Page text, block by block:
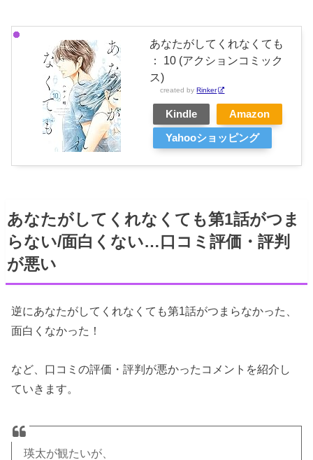
あなたがしてくれなくても
： 10 (アクションコミック
ス)
created byRinker
Kindle Amazon
Yahooショッピング
あなたがしてくれなくても第1話がつま
らない/面白くない…口コミ評価・評判
が悪い
逆にあなたがしてくれなくても第1話がつまらなかった、
面白くなかった！
など、口コミの評価・評判が悪かったコメントを紹介し
ていきます。
瑛太が観たいが、